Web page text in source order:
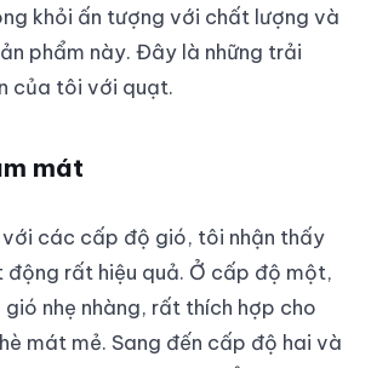
khỏi ấn tượng với chất lượng và
phẩm này. Đây là những trải
của tôi với quạt.
mát
với các cấp độ gió, tôi nhận thấy
rất hiệu quả. Ở cấp độ một,
nhẹ nhàng, rất thích hợp cho
mát mẻ. Sang đến cấp độ hai và